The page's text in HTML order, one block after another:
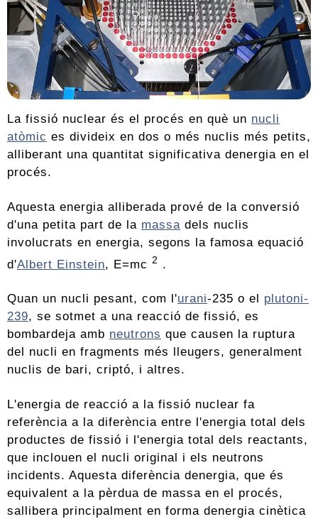
La fissió nuclear és el procés en què un nucli
atòmic es divideix en dos o més nuclis més petits,
alliberant una quantitat significativa denergia en el
procés.
Aquesta energia alliberada prové de la conversió
d'una petita part de la massa dels nuclis
involucrats en energia, segons la famosa equació
d'Albert Einstein, E=mc 2 .
Quan un nucli pesant, com l'urani-235 o el plutoni-
239, se sotmet a una reacció de fissió, es
bombardeja amb neutrons que causen la ruptura
del nucli en fragments més lleugers, generalment
nuclis de bari, criptó, i altres.
L'energia de reacció a la fissió nuclear fa
referència a la diferència entre l'energia total dels
productes de fissió i l'energia total dels reactants,
que inclouen el nucli original i els neutrons
incidents. Aquesta diferència denergia, que és
equivalent a la pèrdua de massa en el procés,
sallibera principalment en forma denergia cinètica